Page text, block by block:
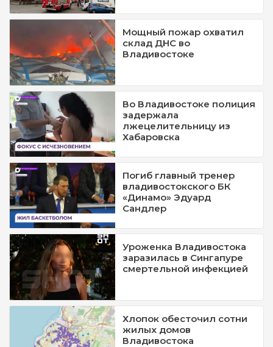
Мощный пожар охватил
склад ДНС во
Владивостоке
Во Владивостоке полиция
задержала
лжецелительницу из
Хабаровска
Погиб главный тренер
владивостокского БК
«Динамо» Эдуард
Сандлер
Уроженка Владивостока
заразилась в Сингапуре
смертельной инфекцией
Хлопок обесточил сотни
жилых домов
Владивостока